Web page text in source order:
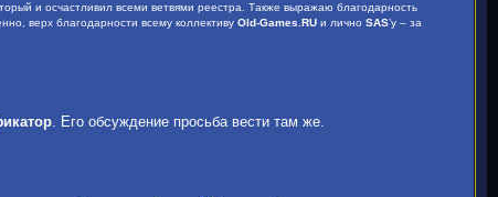
и осчастливил всеми ветвями реестра. Также выражаю благодарность
верх благодарности всему коллективу Old-Games.RU и лично SAS’y – за
. Его обсуждение просьба вести там же.